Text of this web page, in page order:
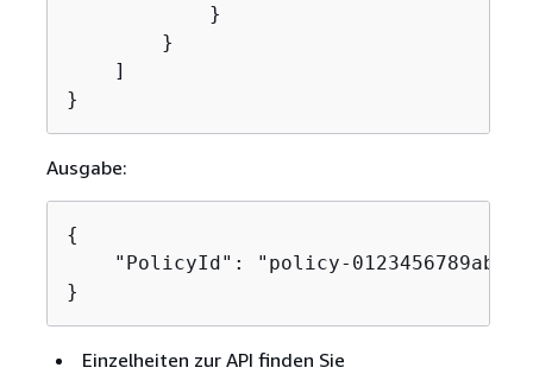
            }
        }
    ]
}
Ausgabe:
{
"PolicyId": "policy-
}
Einzelheiten zur API finden Sie